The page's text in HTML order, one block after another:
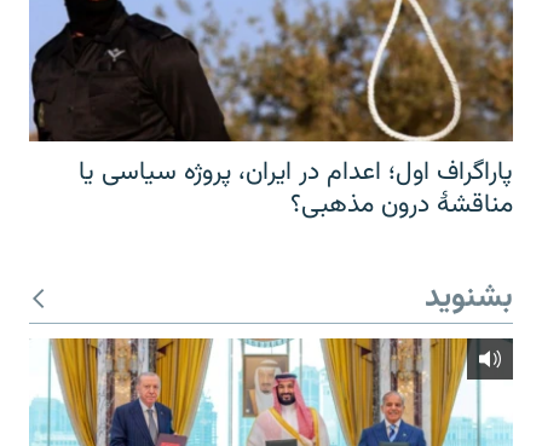
پاراگراف اول؛ اعدام در ایران، پروژه سیاسی یا
مناقشهٔ درون مذهبی؟
بشنوید